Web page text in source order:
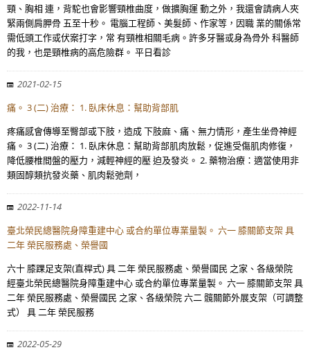
頸、胸相 連，背駝也會影響頸椎曲度，做擴胸運 動之外，我還會請病人夾
緊兩側肩胛骨 五至十秒。 電腦工程師、美髮師、作家等，因職 業的關係常
需低頭工作或伏案打字，常 有頸椎相關毛病。許多牙醫或身為骨外 科醫師
的我，也是頸椎病的高危險群。 平日看診
2021-02-15
痛。 3 (二) 治療： 1. 臥床休息：幫助背部肌
疼痛感會傳導至臀部或下肢，造成 下肢麻、痛、無力情形，產生坐骨神經
痛。 3 (二) 治療： 1. 臥床休息：幫助背部肌肉放鬆，促進受傷肌肉修復，
降低腰椎間盤的壓力，減輕神經的壓 迫及發炎。 2. 藥物治療：適當使用非
類固醇類抗發炎藥、肌肉鬆弛劑，
2022-11-14
臺北榮民總醫院身障重建中心 或合約單位專業量製。 六一 膝關節支架 具
二年 榮民服務處、榮譽國
六十 膝踝足支架(直桿式) 具 二年 榮民服務處、榮譽國民 之家、各級榮院
經臺北榮民總醫院身障重建中心 或合約單位專業量製。 六一 膝關節支架 具
二年 榮民服務處、榮譽國民 之家、各級榮院 六二 髖關節外展支架（可調整
式） 具 二年 榮民服務
2022-05-29